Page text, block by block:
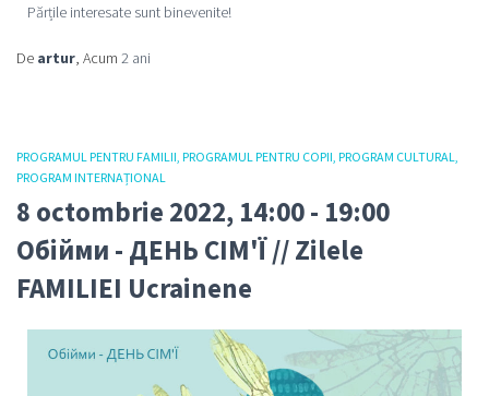
Părțile interesate sunt binevenite!
De artur, Acum 2 ani
PROGRAMUL PENTRU FAMILII PROGRAMUL PENTRU COPII PROGRAM CULTURAL
PROGRAM INTERNAȚIONAL
8 octombrie 2022, 14:00 - 19:00
Oбійми - ДЕНЬ СІМ'Ї // Zilele
FAMILIEI Ucrainene